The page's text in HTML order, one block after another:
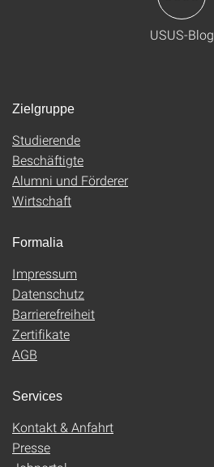
USUS-Blog
Zielgruppe
Studierende
Beschäftigte
Alumni und Förderer
Wirtschaft
Formalia
Impressum
Datenschutz
Barrierefreiheit
Zertifikate
AGB
Services
Kontakt & Anfahrt
Presse